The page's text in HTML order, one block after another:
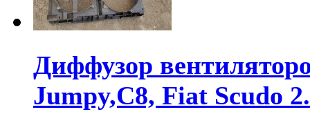
Диффузор
Jumpy,C8, Fiat Scudo